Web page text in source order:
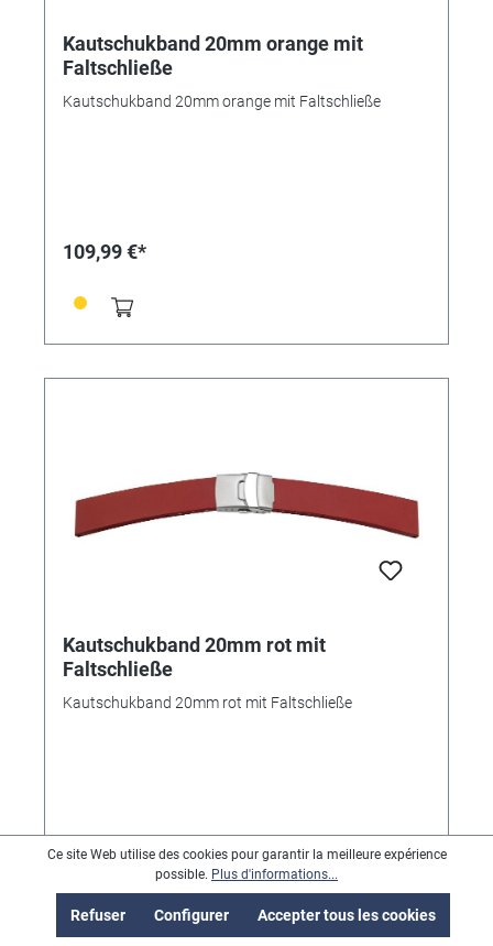
Kautschukband 20mm orange mit
Faltschließe
Kautschukband 20mm orange mit Faltschließe
109,99 €*
Kautschukband 20mm rot mit
Faltschließe
Kautschukband 20mm rot mit Faltschließe
109,99 €*
Ce site Web utilise des cookies pour garantir la meilleure expérience
possible. Plus d'informations...
Refuser Configurer Accepter tous les cookies